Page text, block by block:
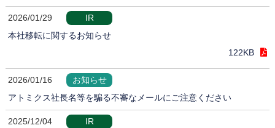
2026/01/29
IR
本社移転に関するお知らせ
122KB
2026/01/16
お知らせ
アトミクス社長名等を騙る不審なメールにご注意ください
2025/12/04
IR